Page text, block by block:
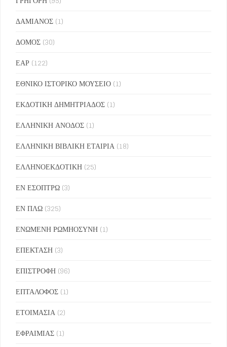
ΔΑΜΙΑΝΟΣ (1)
ΔΟΜΟΣ (30)
ΕΑΡ (122)
ΕΘΝΙΚΟ ΙΣΤΟΡΙΚΟ ΜΟΥΣΕΙΟ (1)
ΕΚΔΟΤΙΚΗ ΔΗΜΗΤΡΙΑΔΟΣ (1)
ΕΛΛΗΝΙΚΗ ΑΝΟΔΟΣ (1)
ΕΛΛΗΝΙΚΗ ΒΙΒΛΙΚΗ ΕΤΑΙΡΙΑ (18)
ΕΛΛΗΝΟΕΚΔΟΤΙΚΗ (25)
ΕΝ ΕΣΟΠΤΡΩ (3)
ΕΝ ΠΛΩ (325)
ΕΝΩΜΕΝΗ ΡΩΜΗΟΣΥΝΗ (1)
ΕΠΕΚΤΑΣΗ (3)
ΕΠΙΣΤΡΟΦΗ (96)
ΕΠΤΑΛΟΦΟΣ (1)
ΕΤΟΙΜΑΣΙΑ (2)
ΕΦΡΑΙΜΙΑΣ (1)